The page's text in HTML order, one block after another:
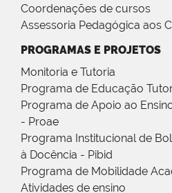
Coordenações de cursos
Assessoria Pedagógica aos
PROGRAMAS E PROJETOS
Monitoria e Tutoria
Programa de Educação
Programa de Apoio ao
- Proae
Programa Institucional de
à Docência - Pibid
Programa de Mobilidade
Atividades de ensino